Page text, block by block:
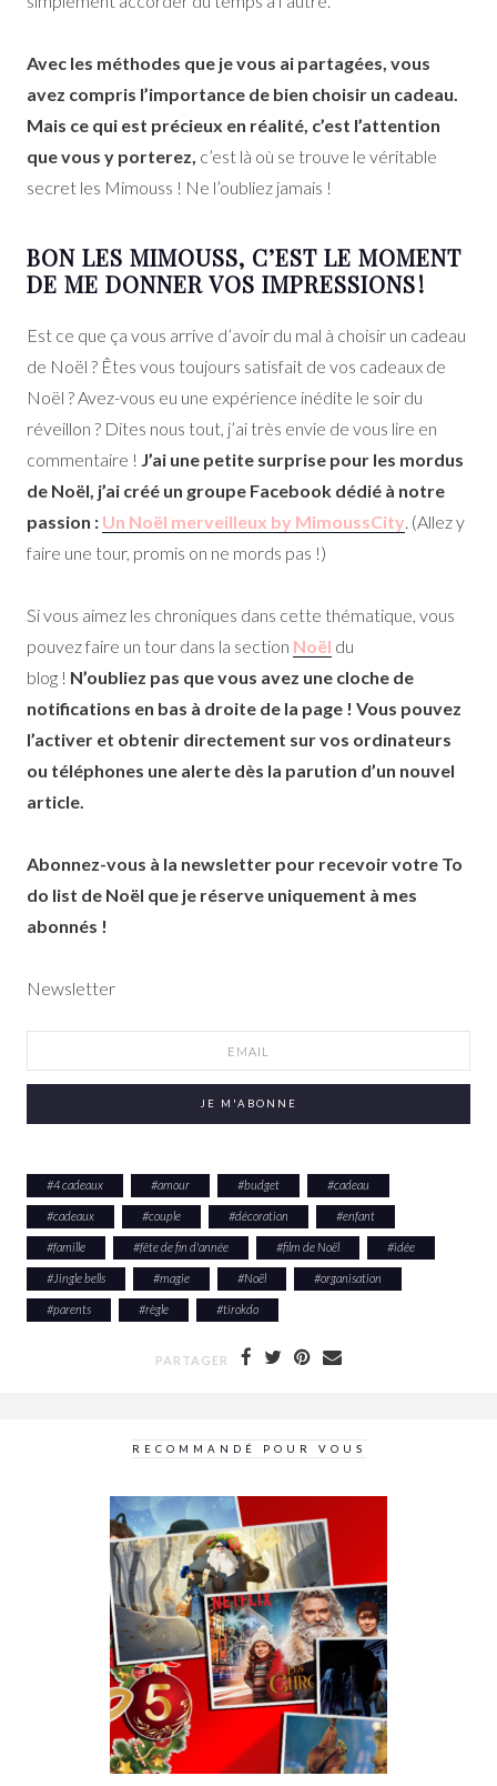
Avec les méthodes que je vous ai partagées, vous
avez compris l’importance de bien choisir un cadeau.
Mais ce qui est précieux en réalité, c’est l’attention
que vous y porterez, c’est là où se trouve le véritable
secret les Mimouss ! Ne l’oubliez jamais !
BON LES MIMOUSS, C’EST LE MOMENT
DE ME DONNER VOS IMPRESSIONS !
Est ce que ça vous arrive d’avoir du mal à choisir un cadeau
de Noël ? Êtes vous toujours satisfait de vos cadeaux de
Noël ? Avez-vous eu une expérience inédite le soir du
réveillon ? Dites nous tout, j’ai très envie de vous lire en
commentaire ! J’ai une petite surprise pour les mordus
de Noël, j’ai créé un groupe Facebook dédié à notre
passion : Un Noël merveilleux by MimoussCity. (Allez y
faire une tour, promis on ne mords pas !)
Si vous aimez les chroniques dans cette thématique, vous
pouvez faire un tour dans la section Noël du
blog ! N’oubliez pas que vous avez une cloche de
notifications en bas à droite de la page ! Vous pouvez
l’activer et obtenir directement sur vos ordinateurs
ou téléphones une alerte dès la parution d’un nouvel
article.
Abonnez-vous à la newsletter pour recevoir votre To
do list de Noël que je réserve uniquement à mes
abonnés !
Newsletter
#4 cadeaux #amour #budget #cadeau
#cadeaux #couple #décoration #enfant
#famille #fête de fin d'année #film de Noël #idée
#Jingle bells #magie #Noël #organisation
#parents #règle #tirokdo
PARTAGER
RECOMMANDÉ POUR VOUS